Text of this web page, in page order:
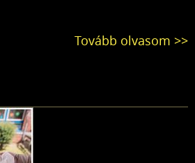
Tovább olvasom >>